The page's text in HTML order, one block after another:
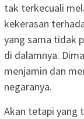
tak terkecuali
kekerasan
yang sama tidak
di dalamnya.
menjamin dan
negaranya.
Akan tetapi yang